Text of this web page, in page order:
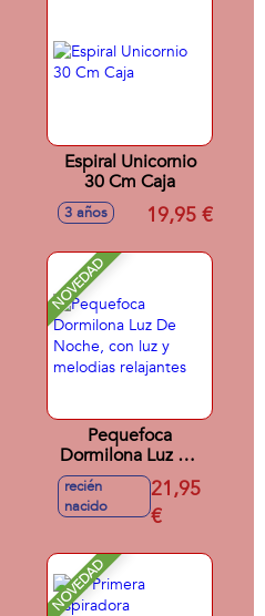
Espiral Unicornio
30 Cm Caja
3 años 19,95 €
NOVEDAD
Pequefoca
Dormilona Luz De
Noche, con luz y
melodias relajantes
recién
nacido
21,95
€
NOVEDAD